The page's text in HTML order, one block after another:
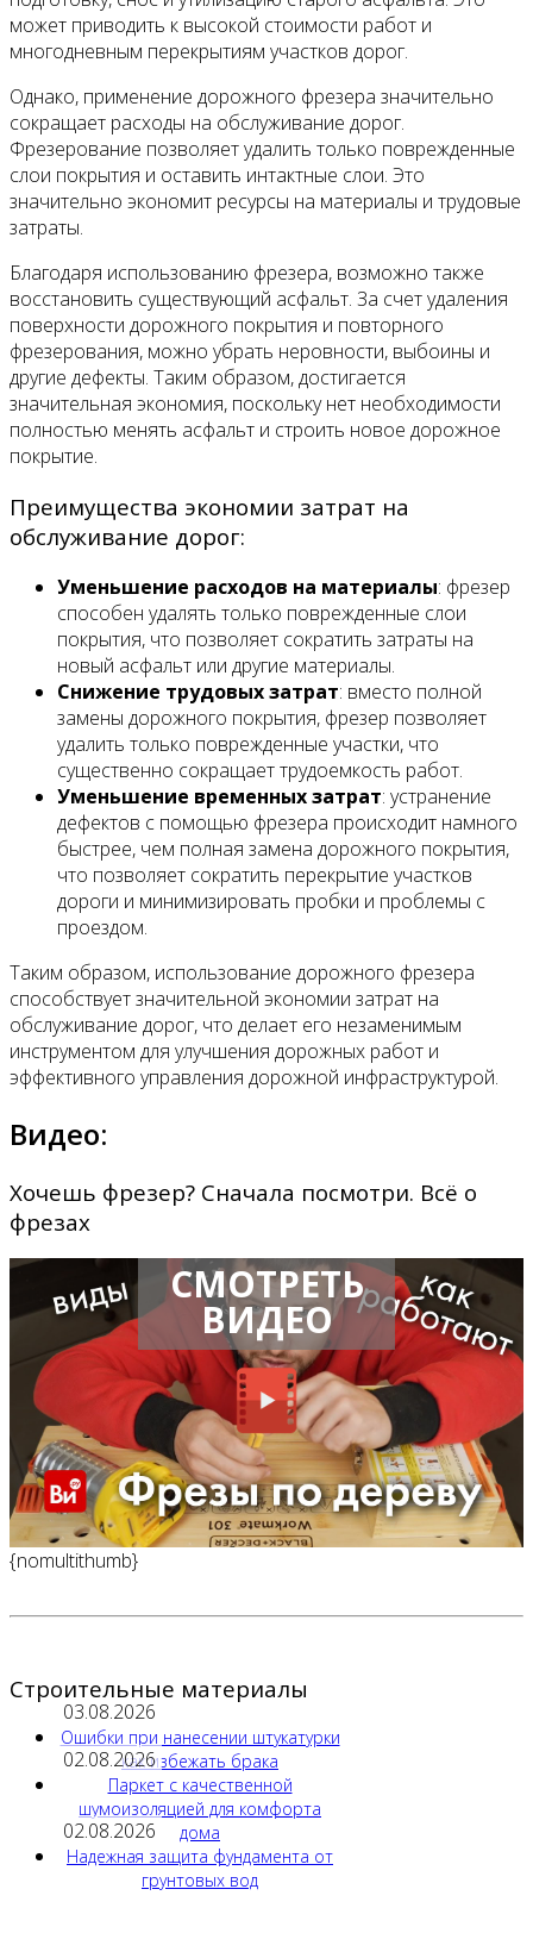
может приводить к высокой стоимости работ и
многодневным перекрытиям участков дорог.
Однако, применение дорожного фрезера значительно
сокращает расходы на обслуживание дорог.
Фрезерование позволяет удалить только поврежденные
слои покрытия и оставить интактные слои. Это
значительно экономит ресурсы на материалы и трудовые
затраты.
Благодаря использованию фрезера, возможно также
восстановить существующий асфальт. За счет удаления
поверхности дорожного покрытия и повторного
фрезерования, можно убрать неровности, выбоины и
другие дефекты. Таким образом, достигается
значительная экономия, поскольку нет необходимости
полностью менять асфальт и строить новое дорожное
покрытие.
Преимущества экономии затрат на
обслуживание дорог:
Уменьшение расходов на материалы: фрезер
способен удалять только поврежденные слои
покрытия, что позволяет сократить затраты на
новый асфальт или другие материалы.
Снижение трудовых затрат: вместо полной
замены дорожного покрытия, фрезер позволяет
удалить только поврежденные участки, что
существенно сокращает трудоемкость работ.
Уменьшение временных затрат: устранение
дефектов с помощью фрезера происходит намного
быстрее, чем полная замена дорожного покрытия,
что позволяет сократить перекрытие участков
дороги и минимизировать пробки и проблемы с
проездом.
Таким образом, использование дорожного фрезера
способствует значительной экономии затрат на
обслуживание дорог, что делает его незаменимым
инструментом для улучшения дорожных работ и
эффективного управления дорожной инфраструктурой.
Видео:
Хочешь фрезер? Сначала посмотри. Всё о
фрезах
СМОТРЕТЬ
ВИДЕО
{nomultithumb}
Строительные материалы
03.08.2026
Ошибки при нанесении штукатурки
как избежать брака
02.08.2026
Паркет с качественной
шумоизоляцией для комфорта
дома
02.08.2026
Надежная защита фундамента от
грунтовых вод